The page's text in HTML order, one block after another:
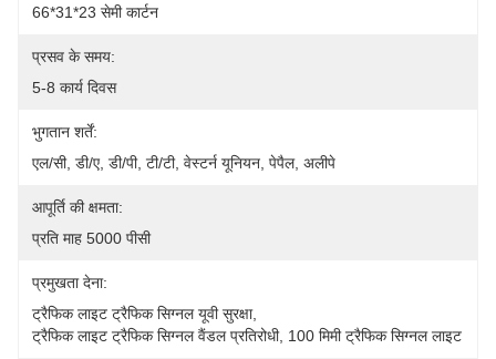
66*31*23 सेमी कार्टन
प्रसव के समय:
5-8 कार्य दिवस
भुगतान शर्तें:
एल/सी, डी/ए, डी/पी, टी/टी, वेस्टर्न यूनियन, पेपैल, अलीपे
आपूर्ति की क्षमता:
प्रति माह 5000 पीसी
प्रमुखता देना:
ट्रैफिक लाइट ट्रैफिक सिग्नल यूवी सुरक्षा,
ट्रैफिक लाइट ट्रैफिक सिग्नल वैंडल प्रतिरोधी, 100 मिमी ट्रैफिक सिग्नल लाइट